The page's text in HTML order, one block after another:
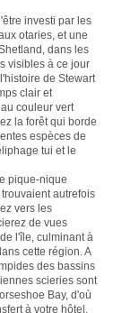
investi par les
otaries, et une
dans les
visibles à ce jour
de Stewart
clair et
couleur vert
la forêt qui borde
espèces de
tui et le
pique-nique
autrefois
vers les
de vues
l'île, culminant à
cette région. A
des bassins
scieries sont
Bay, d'où
à votre hôtel,